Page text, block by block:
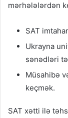
mərhələlərdən
SAT
Ukrayna
sənədləri
Müsahibə
keçmək.
SAT xətti ilə